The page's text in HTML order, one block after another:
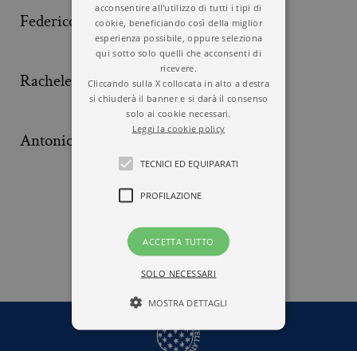
Federico Faloppa Nita Farahany
Rachele Farina Mario Farné
Antonio Fasano
Graziella Fava
Vizziello
2 3 4 5 6
acconsentire all'utilizzo di tutti i tipi di
cookie, beneficiando così della miglior
esperienza possibile, oppure seleziona
qui sotto solo quelli che acconsenti di
ricevere.
Cliccando sulla X collocata in alto a destra
si chiuderà il banner e si darà il consenso
solo ai cookie necessari.
Leggi la cookie policy
TECNICI ED EQUIPARATI
PROFILAZIONE
ACCETTA TUTTO
SOLO NECESSARI
MOSTRA DETTAGLI